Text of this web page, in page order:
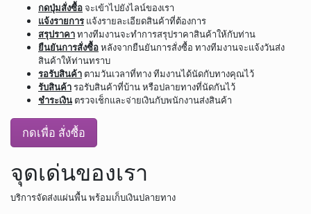
กดปุ่มสั่งซื้อจะเข้าไปยังไลน์ของเรา
แจ้งรายการ แจ้งรายละเอียดสินค้าที่ต้องการ
สรุปราคาทางทีมงานจะทำการสรุปราคาสินค้าให้กับท่าน
ยืนยันการสั่งซื้อหลังจากยืนยันการสั่งซื้อ ทางทีมงานจะแจ้งวันส่ง
สินค้าให้ท่านทราบ
รอรับสินค้า ตามวันเวลาที่ทาง ทีมงานได้นัดกับทางคุณไว้
รับสินค้ารอรับสินค้าที่บ้าน หรือปลายทางที่นัดกันไว้
ชำระเงิน ตรวจเช็กและจ่ายเงินกับพนักงานส่งสินค้า
กดเพื่อ สั่งซื้อ
จุดเด่นของเรา
บริการจัดส่งแผ่นพื้น พร้อมเก็บเงินปลายทาง